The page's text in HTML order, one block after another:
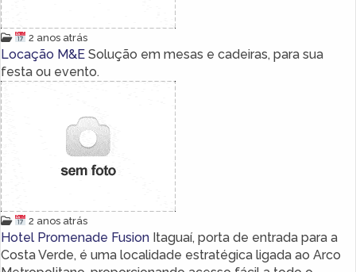
2 anos atrás
Locação M&E Solução em mesas e cadeiras, para sua
festa ou evento.
2 anos atrás
Hotel Promenade Fusion Itaguaí, porta de entrada para a
Costa Verde, é uma localidade estratégica ligada ao Arco